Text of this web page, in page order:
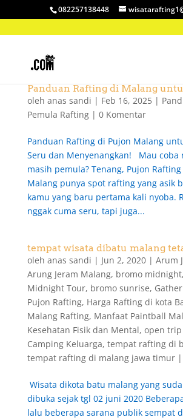
082257138448
Panduan Rafting di Malang
oleh anas sandi | Feb 16, 2025|
Pemula Rafting| 0 Komentar
Panduan Rafting di Pujon Malang
Seru dan Menyenangkan! Mau coba
masih pemula? Tenang, Pujon
Malang punya spot rafting yang asik
kamu yang baru pertama kali nyoba.
nggak cuma seru, tapi juga...
tempat wisata dibatu malang
oleh anas sandi | Jun 2, 2020| Arum
Arung Jeram Malang, bromo midnight,
Midnight Tour, bromo sunrise,
Pujon Rafting, Harga Rafting di kota
Malang Rafting, Manfaat Paintball
Kesehatan Fisik dan Mental, open
Camping Keluarga, tempat rafting di
tempat rafting di malang jawa timur|
Wisata dikota batu malang yang
dibuka sejak tgl 02 juni 2020
lalu beberapa sarana publik sempat